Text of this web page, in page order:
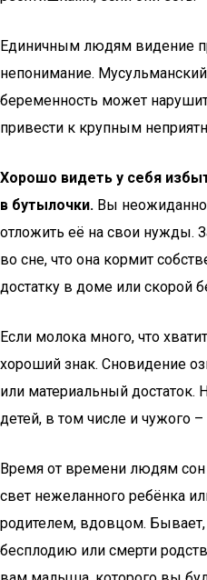
Единичным людям видение
непонимание.
беременность может
привести к крупным
Хорошо видеть у себя
в бутылочки. Вы
отложить её на свои нужды.
во сне, что она кормит
достатку в доме или скорой
Если молока много, что
хороший знак. Сновидение
или материальный достаток.
детей, в том числе и чужого
Время от времени людям
свет нежеланного ребёнка
родителем, вдовцом. Бывает,
бесплодию или смерти